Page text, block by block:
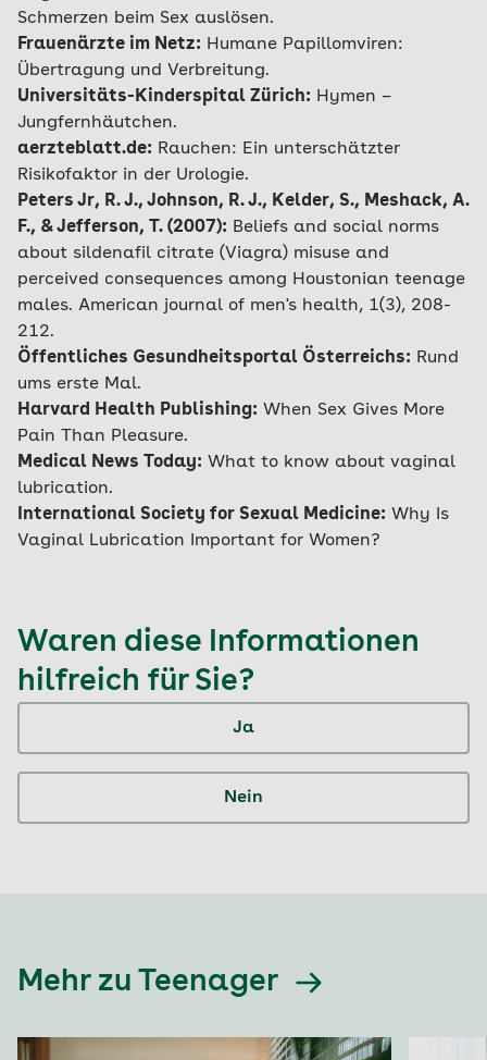
Schmerzen beim Sex auslösen.
Frauenärzte im Netz: Humane Papillomviren:
Übertragung und Verbreitung.
Universitäts-Kinderspital Zürich: Hymen –
Jungfernhäutchen.
aerzteblatt.de: Rauchen: Ein unterschätzter
Risikofaktor in der Urologie.
Peters Jr, R. J., Johnson, R. J., Kelder, S., Meshack, A.
F., & Jefferson, T. (2007): Beliefs and social norms
about sildenafil citrate (Viagra) misuse and
perceived consequences among Houstonian teenage
males. American journal of men's health, 1(3), 208-
212.
Öffentliches Gesundheitsportal Österreichs: Rund
ums erste Mal.
Harvard Health Publishing: When Sex Gives More
Pain Than Pleasure.
Medical News Today: What to know about vaginal
lubrication.
International Society for Sexual Medicine: Why Is
Vaginal Lubrication Important for Women?
Waren diese Informationen
hilfreich für Sie?
Ja
Nein
Mehr zu Teenager